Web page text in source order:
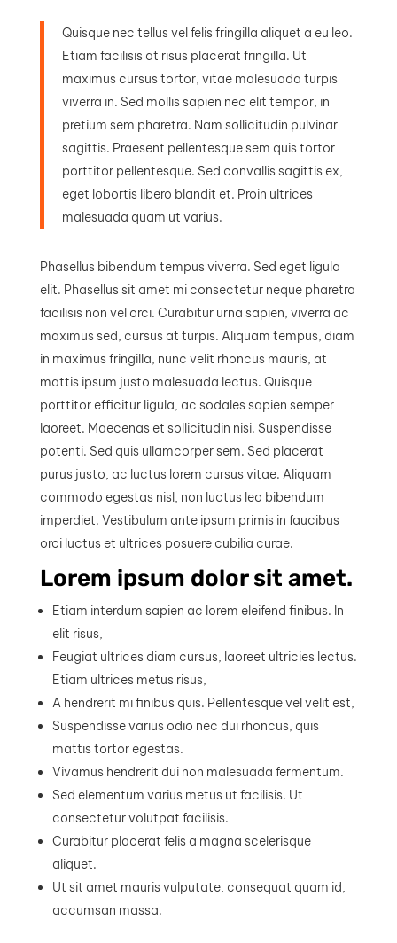
Quisque nec tellus vel felis fringilla aliquet a eu leo.
Etiam facilisis at risus placerat fringilla. Ut
maximus cursus tortor, vitae malesuada turpis
viverra in. Sed mollis sapien nec elit tempor, in
pretium sem pharetra. Nam sollicitudin pulvinar
sagittis. Praesent pellentesque sem quis tortor
porttitor pellentesque. Sed convallis sagittis ex,
eget lobortis libero blandit et. Proin ultrices
malesuada quam ut varius.
Phasellus bibendum tempus viverra. Sed eget ligula
elit. Phasellus sit amet mi consectetur neque pharetra
facilisis non vel orci. Curabitur urna sapien, viverra ac
maximus sed, cursus at turpis. Aliquam tempus, diam
in maximus fringilla, nunc velit rhoncus mauris, at
mattis ipsum justo malesuada lectus. Quisque
porttitor efficitur ligula, ac sodales sapien semper
laoreet. Maecenas et sollicitudin nisi. Suspendisse
potenti. Sed quis ullamcorper sem. Sed placerat
purus justo, ac luctus lorem cursus vitae. Aliquam
commodo egestas nisl, non luctus leo bibendum
imperdiet. Vestibulum ante ipsum primis in faucibus
orci luctus et ultrices posuere cubilia curae.
Lorem ipsum dolor sit amet.
Etiam interdum sapien ac lorem eleifend finibus. In
elit risus,
Feugiat ultrices diam cursus, laoreet ultricies lectus.
Etiam ultrices metus risus,
A hendrerit mi finibus quis. Pellentesque vel velit est,
Suspendisse varius odio nec dui rhoncus, quis
mattis tortor egestas.
Vivamus hendrerit dui non malesuada fermentum.
Sed elementum varius metus ut facilisis. Ut
consectetur volutpat facilisis.
Curabitur placerat felis a magna scelerisque
aliquet.
Ut sit amet mauris vulputate, consequat quam id,
accumsan massa.